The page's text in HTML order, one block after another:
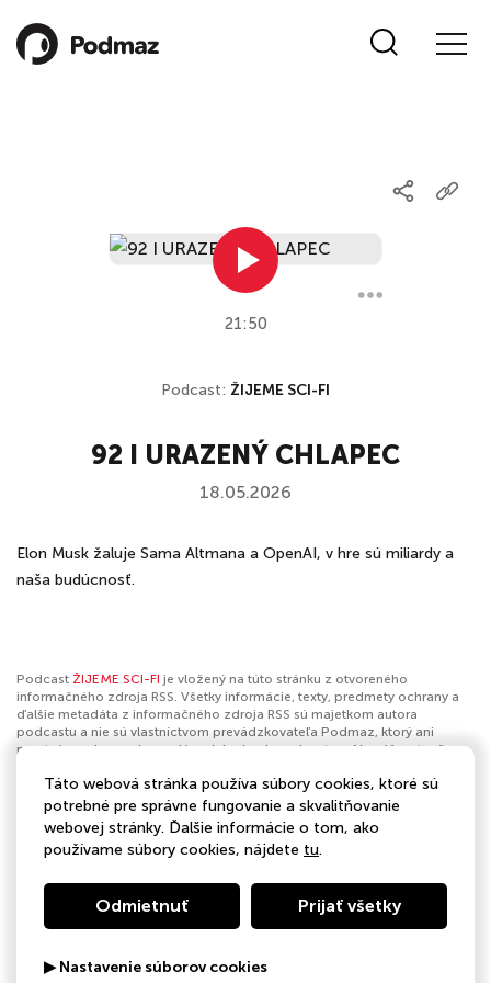
21:50
Podcast: ŽIJEME SCI-FI
92 I URAZENÝ CHLAPEC
18.05.2026
Elon Musk žaluje Sama Altmana a OpenAI, v hre sú miliardy a
naša budúcnosť.
Podcast ŽIJEME SCI-FI je vložený na túto stránku z otvoreného
informačného zdroja RSS. Všetky informácie, texty, predmety ochrany a
ďalšie metadáta z informačného zdroja RSS sú majetkom autora
podcastu a nie sú vlastníctvom prevádzkovateľa Podmaz, ktorý ani
nevytvára ani nezodpovedá za ich obsah podcastov. Ak máš za to, že
nahlásiť obsah. Ak je toto tvoj podcast a chceš získať kontrolu nad týmto
profilomklikni sem.
Autor:BAUER MEDIA Slovakia
Kategórie:
Táto webová stránka používa súbory cookies, ktoré sú
potrebné pre správne fungovanie a skvalitňovanie
webovej stránky. Ďalšie informácie o tom, ako
používame súbory cookies, nájdete tu.
Odmietnuť Prijať všetky
▶ Nastavenie súborov cookies